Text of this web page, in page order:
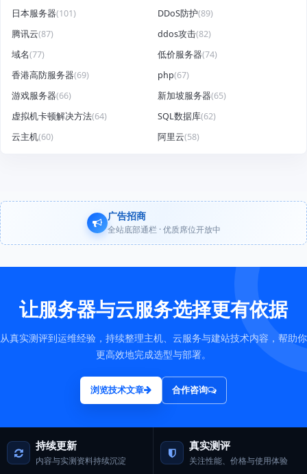
日本服务器(101) DDoS防护(89)
腾讯云(87) ddos攻击(82)
域名(77) 低价服务器(74)
香港高防服务器(69) php(67)
游戏服务器(66) 新加坡服务器(65)
虚拟机卡顿解决方法(64) SQL数据库(62)
云主机(60) 阿里云(58)
广告招商
全站底部通栏 · 优质席位开放中
让服务器与云服务选择更有依据
从真实测评到运维经验，持续整理主机、云服务与建站技术内容，帮助你
更高效地完成选型与部署。
浏览技术文章 合作咨询
持续更新
内容与实测资料持续沉淀
真实测评
关注性能、价格与使用体验